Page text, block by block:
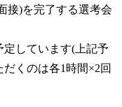
接)を完了する選考会
定しています(上記予
くのは各1時間×2回